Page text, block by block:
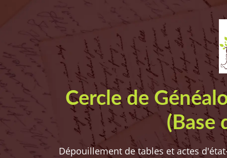
Cercle de
(Base
Dépouillement de tables et actes